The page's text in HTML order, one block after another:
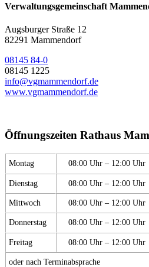
Verwaltungsgemeinschaft
Augsburger Straße 12
82291 Mammendorf
08145 84-0
08145 1225
info@vgmammendorf.de
www.vgmammendorf.de
Öffnungszeiten Rathaus
Montag 08:00 Uhr – 12:00 Uhr
Dienstag 08:00 Uhr – 12:00 Uhr
Mittwoch 08:00 Uhr – 12:00 Uhr
Donnerstag 08:00 Uhr – 12:00 Uhr
Freitag 08:00 Uhr – 12:00 Uhr
oder nach Terminabsprache